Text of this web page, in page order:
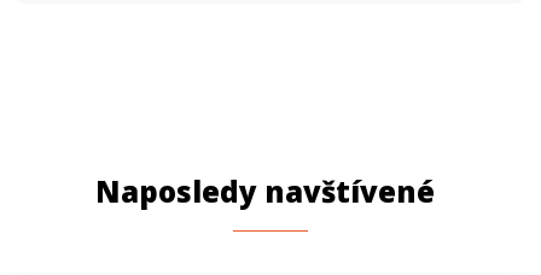
Naposledy navštívené